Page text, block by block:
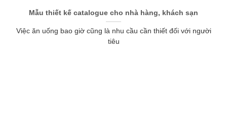
Mẫu thiết kế catalogue cho nhà hàng, khách sạn
Việc ăn uống bao giờ cũng là nhu cầu cần thiết đối với người
tiêu